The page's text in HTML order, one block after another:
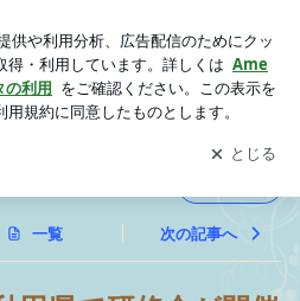
日記
ブログの更新通知
を受け取りまし
開く
一覧 次の記事へ